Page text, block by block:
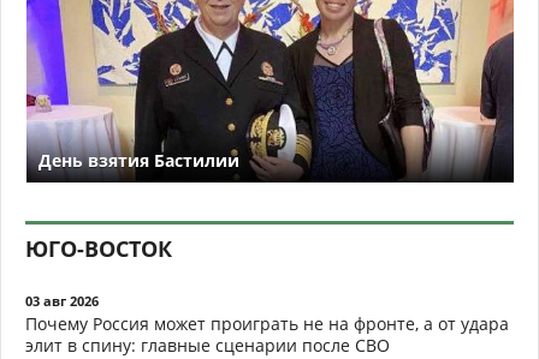
День взятия Бастилии
ЮГО-ВОСТОК
03 авг 2026
Почему Россия может проиграть не на фронте, а от удара
элит в спину: главные сценарии после СВО